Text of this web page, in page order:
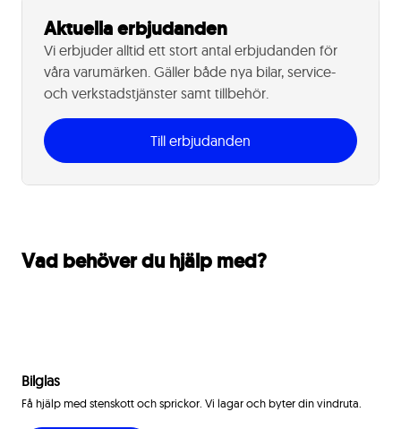
Aktuella erbjudanden
Vi erbjuder alltid ett stort antal erbjudanden för
våra varumärken. Gäller både nya bilar, service-
och verkstadstjänster samt tillbehör.
Till erbjudanden
Vad behöver du hjälp med?
Bilglas
Få hjälp med stenskott och sprickor. Vi lagar och byter din vindruta.